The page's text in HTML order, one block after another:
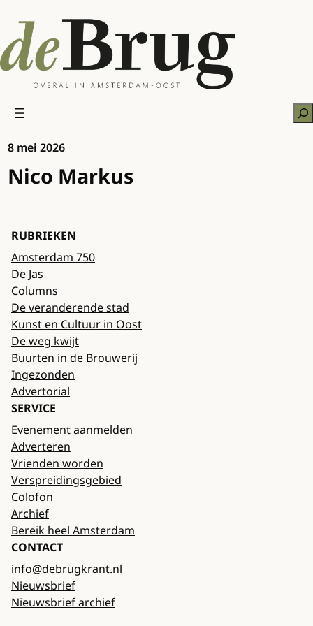
naar
de
inhoud
8 mei 2026
Nico Markus
RUBRIEKEN
Amsterdam 750
De Jas
Columns
De veranderende stad
Kunst en Cultuur in Oost
De weg kwijt
Buurten in de Brouwerij
Ingezonden
Advertorial
SERVICE
Evenement aanmelden
Adverteren
Vrienden worden
Verspreidingsgebied
Colofon
Archief
Bereik heel Amsterdam
CONTACT
info@debrugkrant.nl
Nieuwsbrief
Nieuwsbrief archief